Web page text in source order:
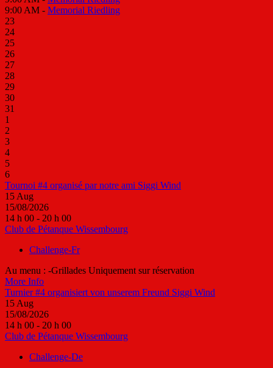
9:00 AM - Memorial Riedling
23
24
25
26
27
28
29
30
31
1
2
3
4
5
6
Tournoi #4 organisé par notre ami Siggi Wind
15Aug
15/08/2026
14 h 00 - 20 h 00
Club de Pétanque Wissembourg
Challenge-Fr
Au menu : -Grillades Uniquement sur réservation
More Info
Turnier #4 organisiert von unserem Freund Siggi Wind
15Aug
15/08/2026
14 h 00 - 20 h 00
Club de Pétanque Wissembourg
Challenge-De